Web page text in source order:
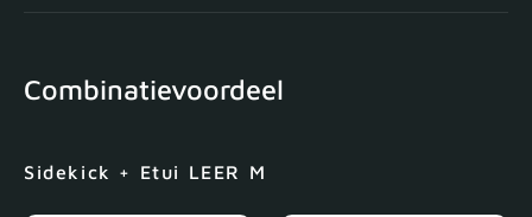
Combinatievoordeel
Sidekick + Etui LEER M